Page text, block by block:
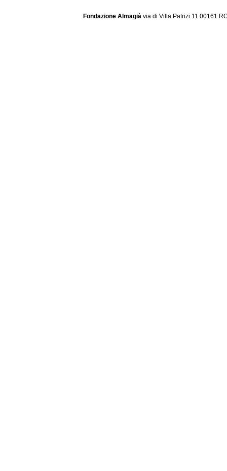
Fondazione Almagià via di Villa Patrizi 11 00161